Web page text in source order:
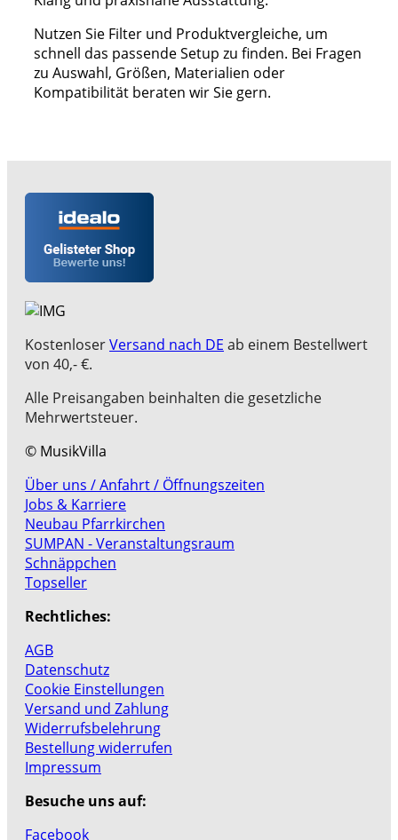
Nutzen Sie Filter und Produktvergleiche, um
schnell das passende Setup zu finden. Bei Fragen
zu Auswahl, Größen, Materialien oder
Kompatibilität beraten wir Sie gern.
KostenloserVersand nach DE ab einem Bestellwert
von 40,- €.
Alle Preisangaben beinhalten die gesetzliche
Mehrwertsteuer.
© MusikVilla
Über uns / Anfahrt / Öffnungszeiten
Jobs & Karriere
Neubau Pfarrkirchen
SUMPAN - Veranstaltungsraum
Schnäppchen
Topseller
Rechtliches:
AGB
Datenschutz
Cookie Einstellungen
Versand und Zahlung
Widerrufsbelehrung
Bestellung widerrufen
Impressum
Besuche uns auf:
Facebook